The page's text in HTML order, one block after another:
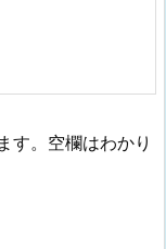
す。空欄はわかり